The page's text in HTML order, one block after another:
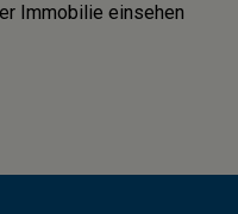
Immobilie einsehen